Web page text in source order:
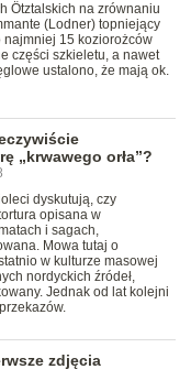
Ötztalskich na zrównaniu
(Lodner) topniejący
najmniej 15 koziorożców
części szkieletu, a nawet
ustalono, że mają ok.
„krwawego orła”?
dyskutują, czy
opisana w
i sagach,
Mowa tutaj o
w kulturze masowej
nordyckich źródeł,
Jednak od lat kolejni
zdjęcia